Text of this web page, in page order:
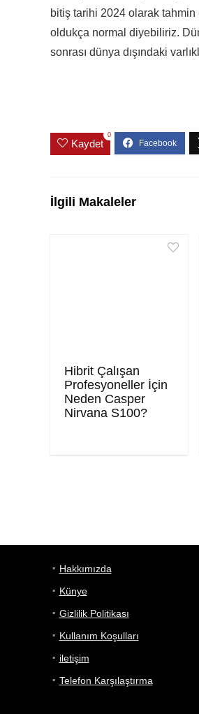
bitiş tarihi 2024 olarak tahmin
oldukça normal diyebiliriz.
sonrası dünya dışındaki
Kaydet
0
İlgili Makaleler
Hibrit Çalışan
Profesyoneller İçin
Neden Casper
Nirvana S100?
Hakkımızda
Künye
Gizlilik Politikası
Kullanım Koşulları
iletişim
Telefon Karşılaştırma